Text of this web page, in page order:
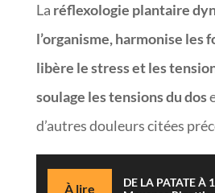
La réflexologie plantaire
l’organisme, harmonise les
libère le stress et les
soulage les tensions du dos
d’autres douleurs citées
À lire
DE LA PATATE À